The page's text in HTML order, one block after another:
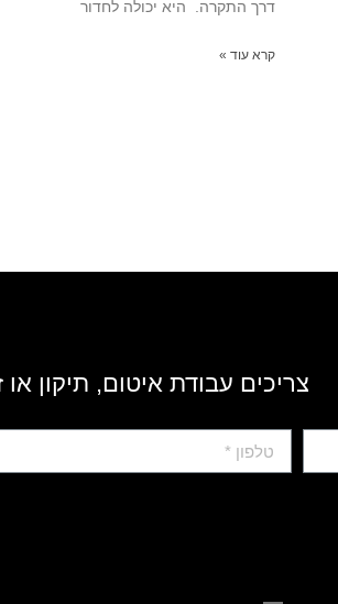
דרך התקרה. היא יכולה לחדור
קרא עוד »
צריכים עבודת איטום, תיקון